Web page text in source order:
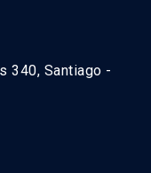
340, Santiago -